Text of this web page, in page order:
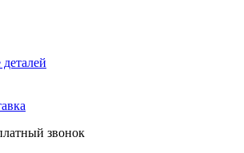
звонок